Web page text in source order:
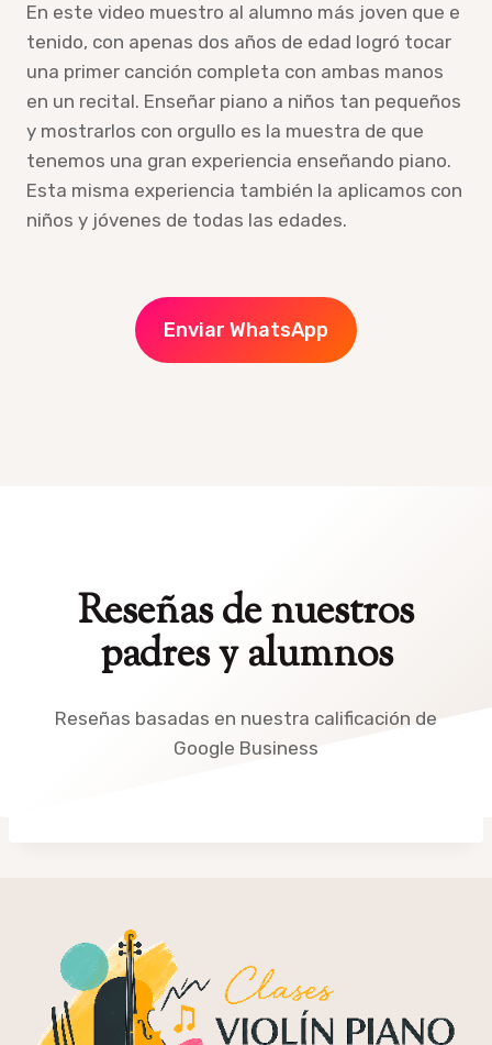
En este video muestro al alumno más joven que e
tenido, con apenas dos años de edad logró tocar
una primer canción completa con ambas manos
en un recital. Enseñar piano a niños tan pequeños
y mostrarlos con orgullo es la muestra de que
tenemos una gran experiencia enseñando piano.
Esta misma experiencia también la aplicamos con
niños y jóvenes de todas las edades.
Enviar WhatsApp
Reseñas de nuestros
padres y alumnos
Reseñas basadas en nuestra calificación de
Google Business